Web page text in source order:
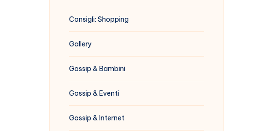
Consigli: Shopping
Gallery
Gossip & Bambini
Gossip & Eventi
Gossip & Internet